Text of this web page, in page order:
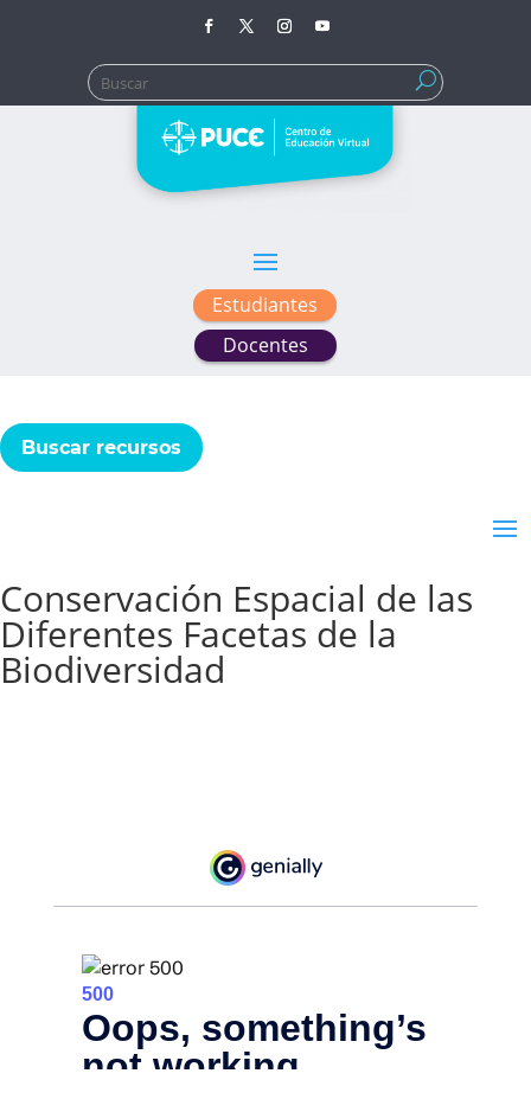
Buscar:
Estudiantes
Docentes
Buscar recursos
Conservación Espacial de las
Diferentes Facetas de la
Biodiversidad